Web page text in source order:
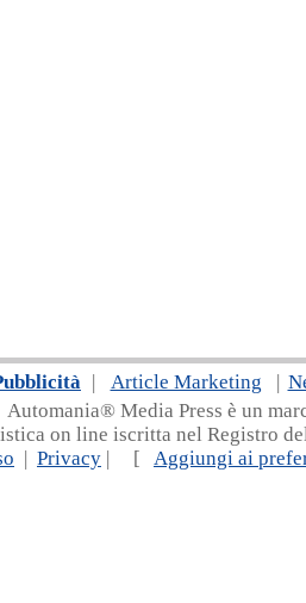
| Article Marketing |
Media Press è un
on line iscritta nel Registro
| Privacy | [ Aggiungi ai